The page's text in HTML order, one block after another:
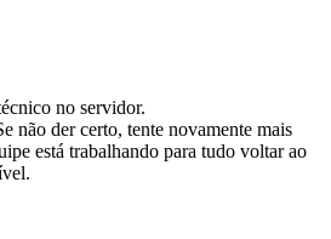
no servidor.
não der certo, tente novamente mais
está trabalhando para tudo voltar ao